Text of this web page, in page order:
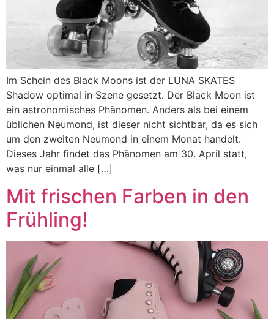
Im Schein des Black Moons ist der LUNA SKATES
Shadow optimal in Szene gesetzt. Der Black Moon ist
ein astronomisches Phänomen. Anders als bei einem
üblichen Neumond, ist dieser nicht sichtbar, da es sich
um den zweiten Neumond in einem Monat handelt.
Dieses Jahr findet das Phänomen am 30. April statt,
was nur einmal alle […]
Mit frischen Farben in den
Frühling!